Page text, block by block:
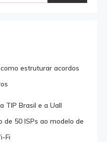
estruturar acordos
TIP Brasil e a Uall
de 50 ISPs ao modelo de
Fi